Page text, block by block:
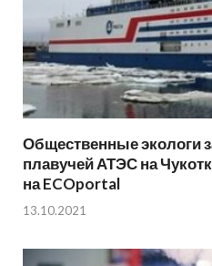
Общественные экологи
плавучей АТЭС на
на ECOportal
13.10.2021